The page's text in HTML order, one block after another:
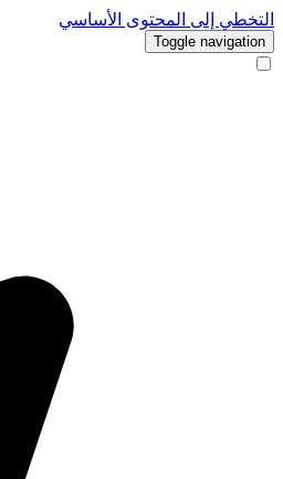
التخطي إلى المحتوى الأساسي
Toggle navigation